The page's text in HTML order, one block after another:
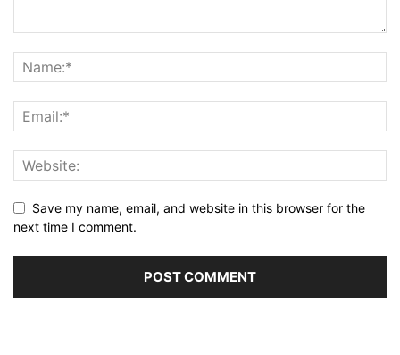
Save my name, email, and website in this browser for the
next time I comment.